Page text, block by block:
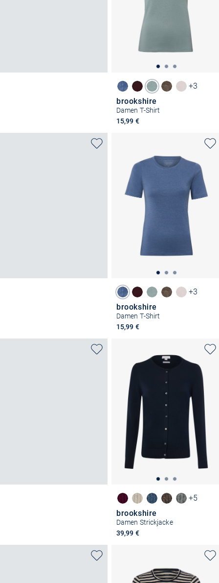
+3
brookshire
Damen T-Shirt
15,99 €
+3
brookshire
Damen T-Shirt
15,99 €
+5
brookshire
Damen Strickjacke
39,99 €